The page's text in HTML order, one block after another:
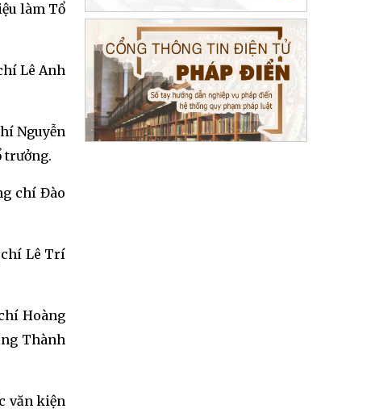
làm Tổ
Lê Anh
Nguyễn
trưởng.
chí Đào
chí Lê Trí
Hoàng
Thành
văn kiện